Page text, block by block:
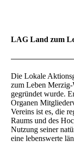
LAG Land zum
Die Lokale
zum Leben
gegründet wurde.
Organen
Vereins ist es, die
Raums und des
Nutzung seiner
eine lebenswerte